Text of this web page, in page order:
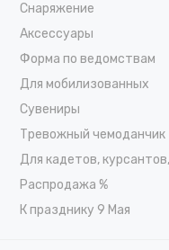
Снаряжение
Аксессуары
Форма по ведомствам
Для мобилизованных
Сувениры
Тревожный чемоданчик
Для кадетов,
Распродажа %
К празднику 9 Мая